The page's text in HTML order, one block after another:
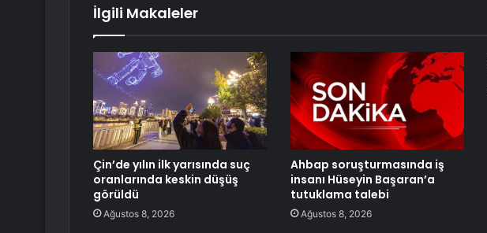
İlgili Makaleler
Çin’de yılın ilk yarısında suç
oranlarında keskin düşüş
görüldü
Ağustos 8, 2026
Ahbap soruşturmasında iş
insanı Hüseyin Başaran’a
tutuklama talebi
Ağustos 8, 2026